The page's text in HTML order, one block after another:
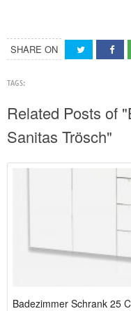
SHARE ON
TAGS:
Related Posts of
Sanitas Trösch"
Badezimmer Schrank 25